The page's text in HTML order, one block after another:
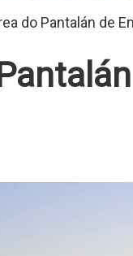
do Pantalán de